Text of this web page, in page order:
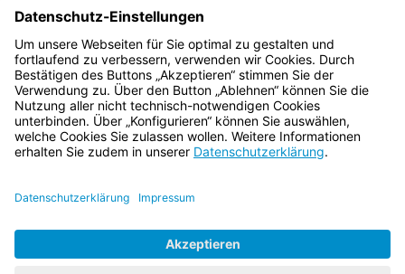
wiederholter Verfehlungen verhängt werden.
(3) Mehrere Disziplinarmaßnahmen können miteinander
verbunden werden.
Bayern.de
BayernPortal
Impressum